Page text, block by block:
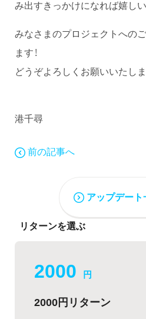
み出すきっかけになれば嬉し
みなさまのプロジェクトへの
ます！
どうぞよろしくお願いいたしま
港千尋
前の記事へ
アップデー
リターンを選ぶ
2000 円
2000円リターン